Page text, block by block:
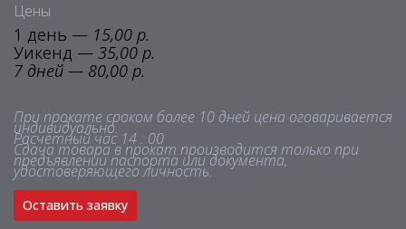
Цены
1 день — 15,00 р.
Уикенд — 35,00 р.
7 дней — 80,00 р.
При прокате сроком более 10 дней цена оговаривается
индивидуально.
Расчетный час 14 : 00
Сдача товара в прокат производится только при
предъявлении паспорта или документа,
удостоверяющего личность.
Оставить заявку